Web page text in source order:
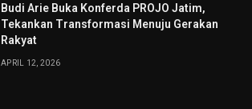
Budi Arie Buka Konferda PROJO Jatim,
Tekankan Transformasi Menuju Gerakan
Rakyat
APRIL 12, 2026